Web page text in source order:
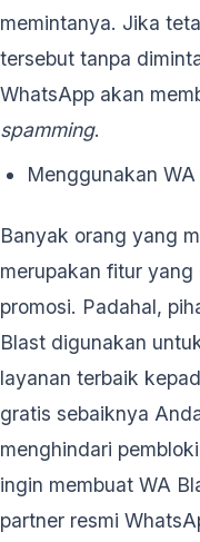
memintanya. Jika
tersebut tanpa
WhatsApp akan
spamming.
Menggunakan
Banyak orang yang
merupakan fitur
promosi. Padahal,
Blast digunakan
layanan terbaik
gratis sebaiknya
menghindari
ingin membuat WA
partner resmi